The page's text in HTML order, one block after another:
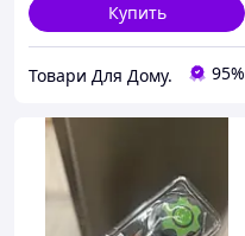
Купить
Товари Для Дому. 95%